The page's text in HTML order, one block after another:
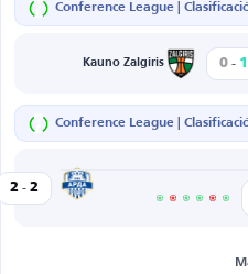
Conference League |
Kauno Zalgiris 0 - 1
Conference League |
2 - 2